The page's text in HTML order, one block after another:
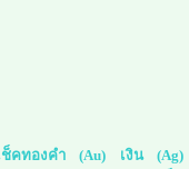
เช็คทองคำ (Au) เงิน (Ag)